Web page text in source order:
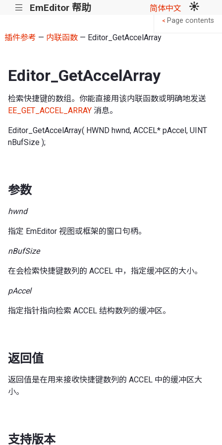
||| EmEditor 帮助 简体中文
插件参考 — 内联函数— Editor_GetAccelArray
Editor_GetAccelArray
检索快捷键的数组。你能直接用该内联函数或明确地发送
EE_GET_ACCEL_ARRAY 消息。
Editor_GetAccelArray( HWND hwnd, ACCEL* pAccel, UINT
nBufSize );
参数
hwnd
指定 EmEditor 视图或框架的窗口句柄。
nBufSize
在会检索快捷键数列的 ACCEL 中，指定缓冲区的大小。
pAccel
指定指针指向检索 ACCEL 结构数列的缓冲区。
返回值
返回值是在用来接收快捷键数列的 ACCEL 中的缓冲区大
小。
支持版本
< Page contents